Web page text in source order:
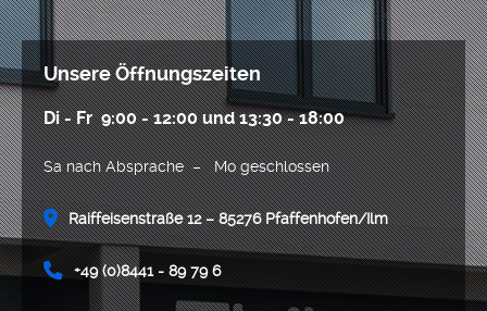
Unsere Öffnungszeiten
Di - Fr 9:00 - 12:00 und 13:30 - 18:00
Sa nach Absprache – Mo geschlossen
Raiffeisenstraße 12 – 85276 Pfaffenhofen/Ilm
+49 (0)8441 - 89 79 6